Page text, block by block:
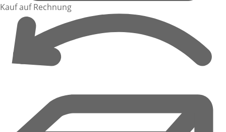
Kauf auf Rechnung